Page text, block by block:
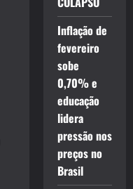
Inflação de
fevereiro
sobe
0,70% e
educação
lidera
pressão nos
preços no
Brasil